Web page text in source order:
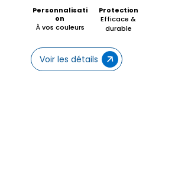
Personnalisati
on
À vos couleurs
Protection
Efficace &
durable
Voir les détails